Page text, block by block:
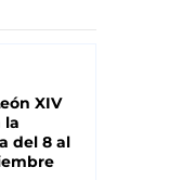
XIV
la
del 8 al